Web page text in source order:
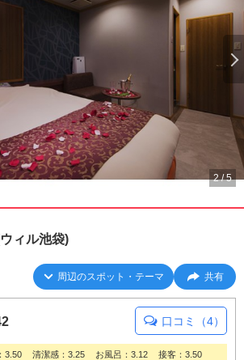
2/5
ィル池袋)
周辺のスポット・テーマ 共有
のうち3 口コミ（4）
3.50 清潔感：3.25 お風呂：3.12 接客：3.50